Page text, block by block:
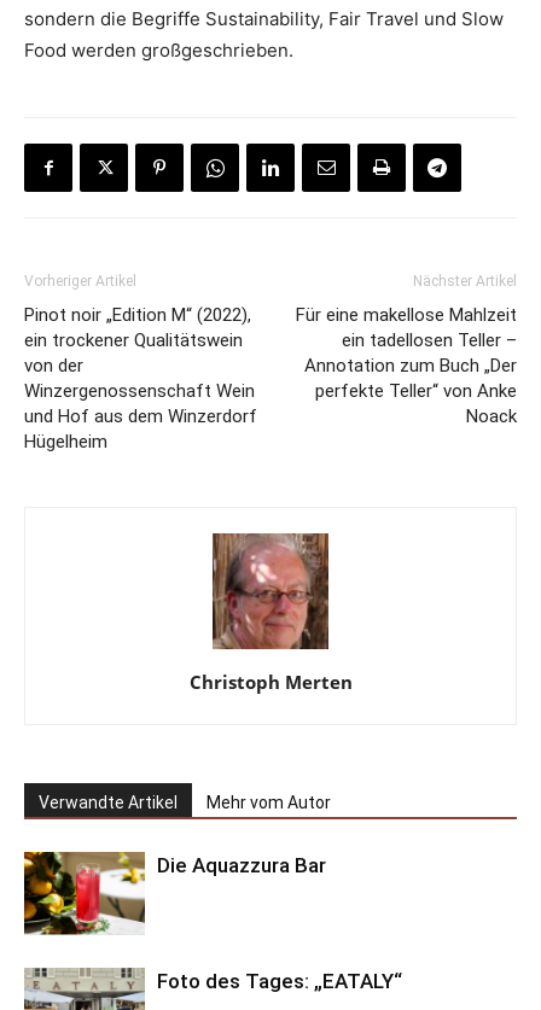
sondern die Begriffe Sustainability, Fair Travel und Slow
Food werden großgeschrieben.
Vorheriger Artikel
Pinot noir „Edition M“ (2022),
ein trockener Qualitätswein
von der
Winzergenossenschaft Wein
und Hof aus dem Winzerdorf
Hügelheim
Nächster Artikel
Für eine makellose Mahlzeit
ein tadellosen Teller –
Annotation zum Buch „Der
perfekte Teller“ von Anke
Noack
Christoph Merten
Verwandte Artikel Mehr vom Autor
Die Aquazzura Bar
Foto des Tages: „EATALY“